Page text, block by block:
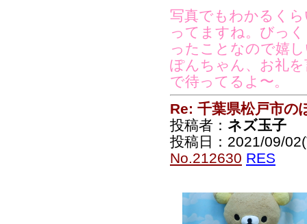
写真でもわかるく
ってますね。びっ
ったことなので嬉
ぽんちゃん、お礼
で待ってるよ〜。
Re: 千葉県松戸市の
投稿者： ネズ玉子
投稿日：2021/09/
No.212630 RES